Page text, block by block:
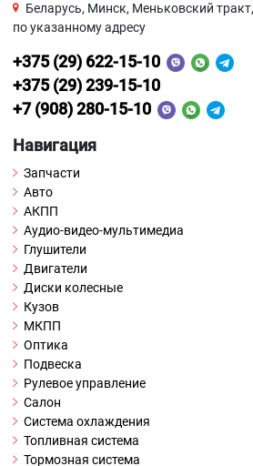
Беларусь, Минск, Меньковский
по указанному адресу
+375 (29) 622-15-10
+375 (29) 239-15-10
+7 (908) 280-15-10
Навигация
Запчасти
Авто
АКПП
Аудио-видео-мультимедиа
Глушители
Двигатели
Диски колесные
Кузов
МКПП
Оптика
Подвеска
Рулевое управление
Салон
Система охлаждения
Топливная система
Тормозная система